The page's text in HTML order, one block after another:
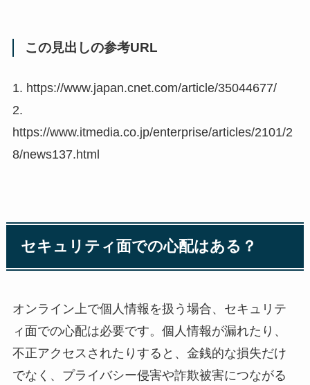
この見出しの参考URL
1. https://www.japan.cnet.com/article/35044677/
2.
https://www.itmedia.co.jp/enterprise/articles/2101/2
8/news137.html
セキュリティ面での心配はある？
オンライン上で個人情報を扱う場合、セキュリテ
ィ面での心配は必要です。個人情報が漏れたり、
不正アクセスされたりすると、金銭的な損失だけ
でなく、プライバシー侵害や詐欺被害につながる